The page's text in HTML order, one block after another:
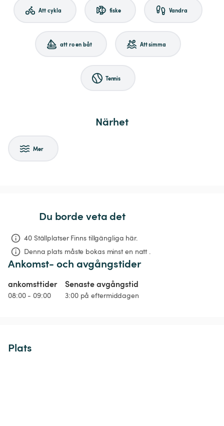
Att cykla fiske Vandra
att ro en båt Att simma
Tennis
Närhet
Mer
Du borde veta det
40 Ställplatser Finns tillgängliga här.
Denna plats måste bokas minst en natt .
Ankomst- och avgångstider
ankomsttider
08:00 - 09:00
Senaste avgångstid
3:00 på eftermiddagen
Plats